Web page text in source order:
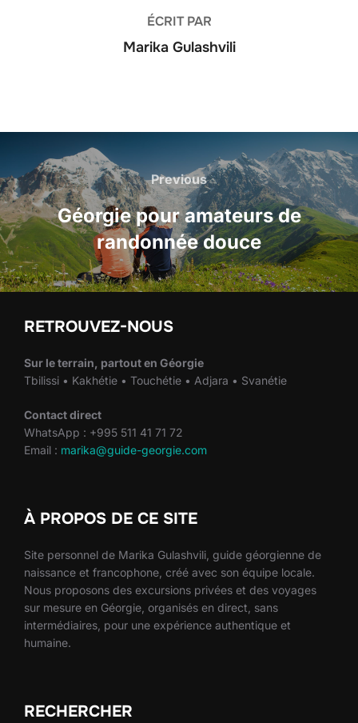
ÉCRIT PAR
Marika Gulashvili
Navigation
de
l’article
Previous
Previous
Géorgie pour amateurs de
randonnée douce
RETROUVEZ-NOUS
Sur le terrain, partout en Géorgie
Tbilissi • Kakhétie • Touchétie • Adjara • Svanétie
Contact direct
WhatsApp : +995 511 41 71 72
Email : marika@guide-georgie.com
À PROPOS DE CE SITE
Site personnel de Marika Gulashvili, guide géorgienne de
naissance et francophone, créé avec son équipe locale.
Nous proposons des excursions privées et des voyages
sur mesure en Géorgie, organisés en direct, sans
intermédiaires, pour une expérience authentique et
humaine.
RECHERCHER